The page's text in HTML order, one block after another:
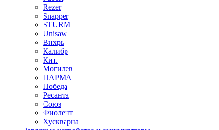
Rezer
Snapper
STURM
Unisaw
Вихрь
Калибр
Кит.
Могилев
ПАРМА
Победа
Ресанта
Союз
Фиолент
Хускварна